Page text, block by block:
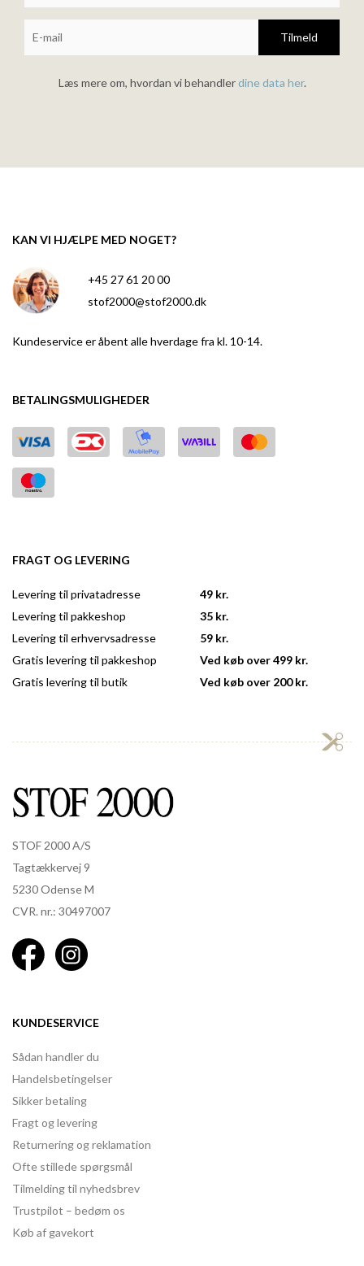
Tilmeld
Læs mere om, hvordan vi behandlerdine data her.
KAN VI HJÆLPE MED NOGET?
+45 27 61 20 00
stof2000@stof2000.dk
Kundeservice er åbent alle hverdage fra kl. 10-14.
BETALINGSMULIGHEDER
FRAGT OG LEVERING
Levering til privatadresse
Levering til pakkeshop
Levering til erhvervsadresse
Gratis levering til pakkeshop
Gratis levering til butik
49 kr.
35 kr.
59 kr.
Ved køb over 499 kr.
Ved køb over 200 kr.
STOF 2000 A/S
Tagtækkervej 9
5230 Odense M
CVR. nr.: 30497007
KUNDESERVICE
Sådan handler du
Handelsbetingelser
Sikker betaling
Fragt og levering
Returnering og reklamation
Ofte stillede spørgsmål
Tilmelding til nyhedsbrev
Trustpilot – bedøm os
Køb af gavekort